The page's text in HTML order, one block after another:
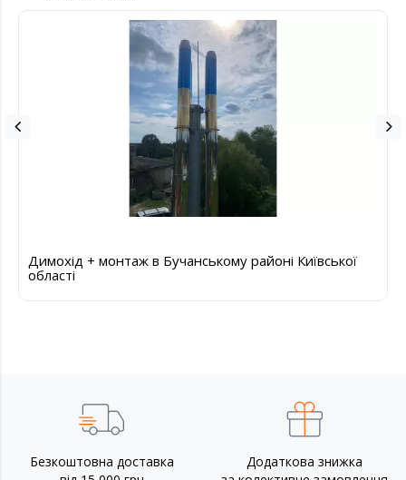
Димохід + монтаж в Бучанському районі Київської
області
Безкоштовна доставка
Додаткова знижка